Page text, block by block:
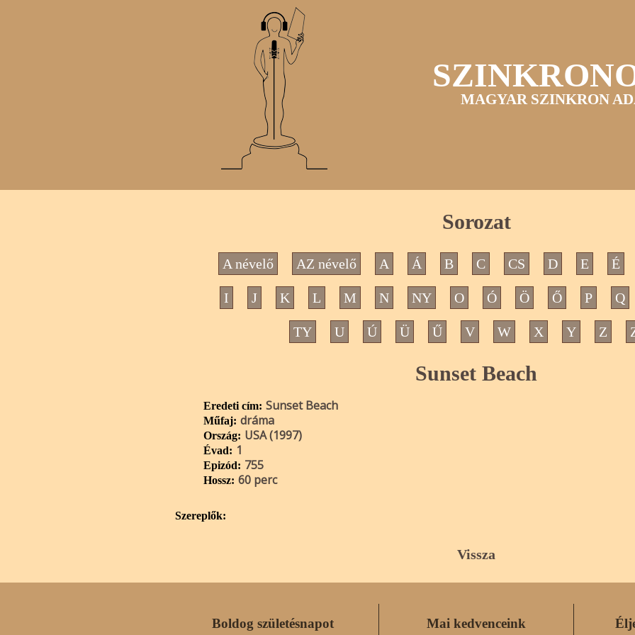
MAGYAR SZINKRON
Sorozat
A névelő AZ névelő A Á B C CS D E É
I J K L M N NY O Ó Ö Ő P Q
TY U Ú Ü Ű V W X Y Z
Sunset Beach
Eredeti cím: Sunset Beach
Műfaj: dráma
Ország: USA (1997)
Évad: 1
Epizód: 755
Hossz: 60 perc
Szereplők:
Vissza
Boldog születésnapot Mai kedvenceink